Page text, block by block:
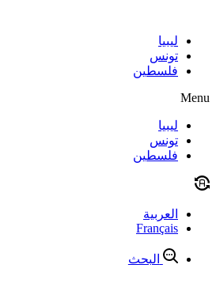
contentليبيا
تونس
فلسطين
Menu
ليبيا
تونس
فلسطين
العربية
Français
البحث